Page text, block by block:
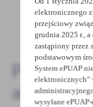
Pozostałe
elektronicznego
przejściowy
grudnia 2025 r., a
zastąpiony przez
podstawowym
System ePUAP
elektronicznych”
wysyłane